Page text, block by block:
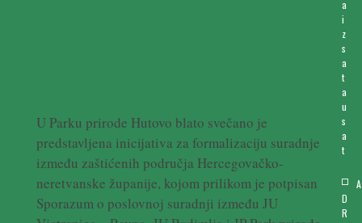
U Parku prirode Hutovo blato svečano je
predstavljena inicijativa za formalizaciju suradnje
između zaštićenih područja Hercegovačko-
neretvanske županije, kojom prilikom je potpisan
Sporazum o poslovnoj suradnji između JU
a
i
z
s
a
t
a
u
s
a
t
A
D
R